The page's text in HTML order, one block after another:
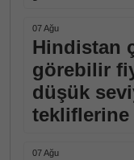
07 Ağu
Hindistan
görebilir
düşük
tekliflerine
07 Ağu